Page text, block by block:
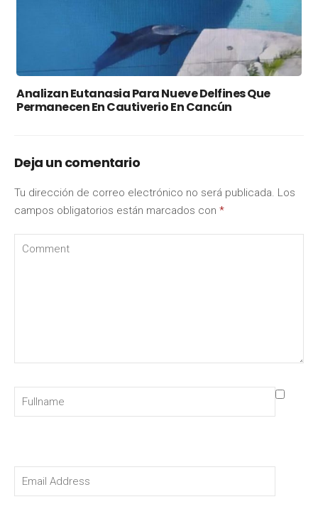
Analizan Eutanasia Para Nueve Delfines Que
Permanecen En Cautiverio En Cancún
Deja un comentario
Tu dirección de correo electrónico no será publicada. Los
campos obligatorios están marcados con *